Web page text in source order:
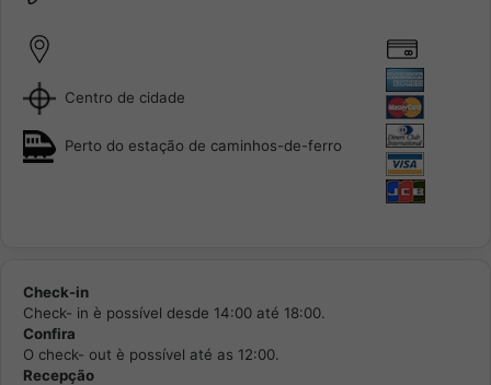
Centro de cidade
Perto do estação de caminhos-de-ferro
Check-in
Check- in è possível desde 14:00 até 18:00.
Confira
O check- out è possível até as 12:00.
Recepção